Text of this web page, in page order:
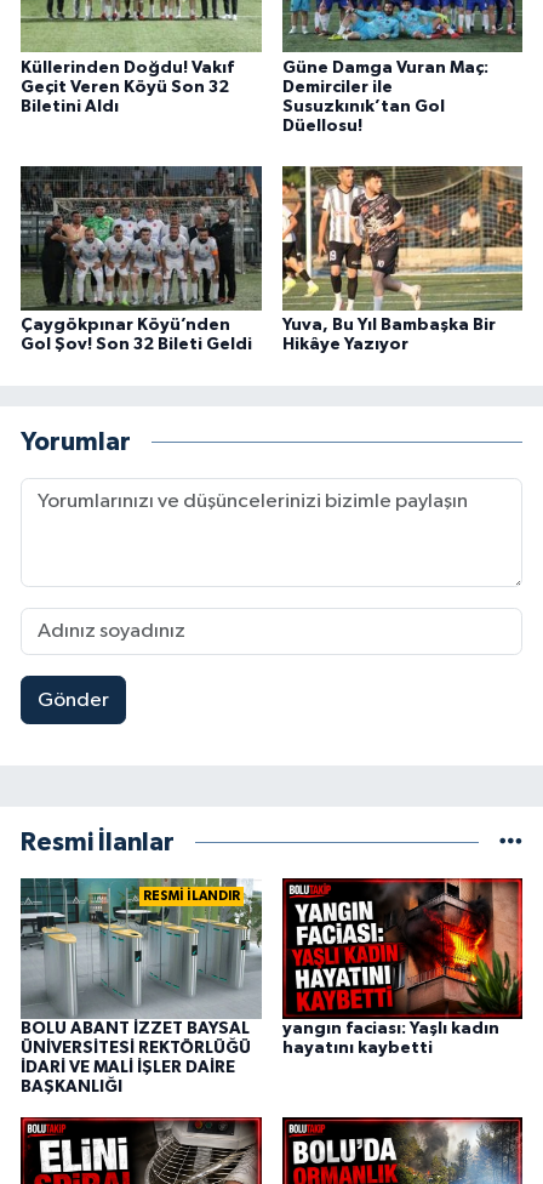
Küllerinden Doğdu! Vakıf
Geçit Veren Köyü Son 32
Biletini Aldı
Güne Damga Vuran Maç:
Demirciler ile
Susuzkınık’tan Gol
Düellosu!
Çaygökpınar Köyü’nden
Gol Şov! Son 32 Bileti Geldi
Yuva, Bu Yıl Bambaşka Bir
Hikâye Yazıyor
Yorumlar
Gönder
Resmi İlanlar
RESMİ İLANDIR
BOLU ABANT İZZET BAYSAL
ÜNİVERSİTESİ REKTÖRLÜĞÜ
İDARİ VE MALİ İŞLER DAİRE
BAŞKANLIĞI
yangın faciası: Yaşlı kadın
hayatını kaybetti